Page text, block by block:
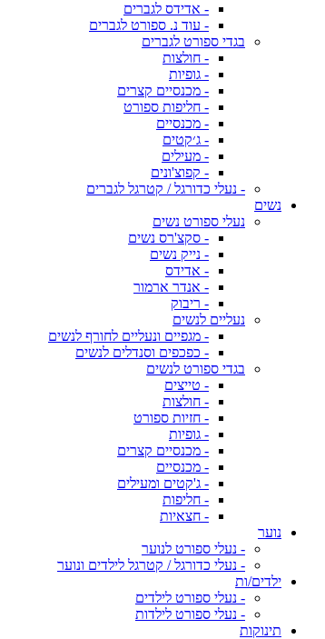
- אדידס לגברים
- עוד נ. ספורט לגברים
בגדי ספורט לגברים
- חולצות
- גופיות
- מכנסיים קצרים
- חליפות ספורט
- מכנסיים
- ג׳קטים
- מעילים
- קפוצ'ונים
- נעלי כדורגל / קטרגל לגברים
נשים
נעלי ספורט נשים
- סקצ'רס נשים
- נייק נשים
- אדידס
- אנדר ארמור
- ריבוק
נעליים לנשים
- מגפיים ונעליים לחורף לנשים
- כפכפים וסנדלים לנשים
בגדי ספורט לנשים
- טייצים
- חולצות
- חזיות ספורט
- גופיות
- מכנסיים קצרים
- מכנסיים
- ג'קטים ומעילים
- חליפות
- חצאיות
נוער
- נעלי ספורט לנוער
- נעלי כדורגל / קטרגל לילדים ונוער
ילדים/ות
- נעלי ספורט לילדים
- נעלי ספורט לילדות
תינוקות